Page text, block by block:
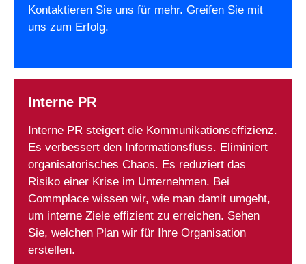
Kontaktieren Sie uns für mehr. Greifen Sie mit
uns zum Erfolg.
Interne PR
Interne PR steigert die Kommunikationseffizienz.
Es verbessert den Informationsfluss. Eliminiert
organisatorisches Chaos. Es reduziert das
Risiko einer Krise im Unternehmen. Bei
Commplace wissen wir, wie man damit umgeht,
um interne Ziele effizient zu erreichen. Sehen
Sie, welchen Plan wir für Ihre Organisation
erstellen.